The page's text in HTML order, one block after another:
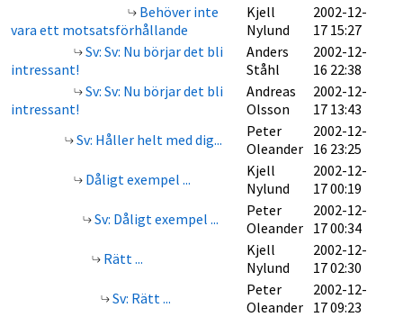
Behöver inte
vara ett motsatsförhållande
Kjell
Nylund
2002-12-
17 15:27
Sv: Sv: Nu börjar det bli
intressant!
Anders
Ståhl
2002-12-
16 22:38
Sv: Sv: Nu börjar det bli
intressant!
Andreas
Olsson
2002-12-
17 13:43
Sv: Håller helt med dig...
Peter
Oleander
2002-12-
16 23:25
Dåligt exempel ...
Kjell
Nylund
2002-12-
17 00:19
Sv: Dåligt exempel ...
Peter
Oleander
2002-12-
17 00:34
Rätt ...
Kjell
Nylund
2002-12-
17 02:30
Sv: Rätt ...
Peter
Oleander
2002-12-
17 09:23